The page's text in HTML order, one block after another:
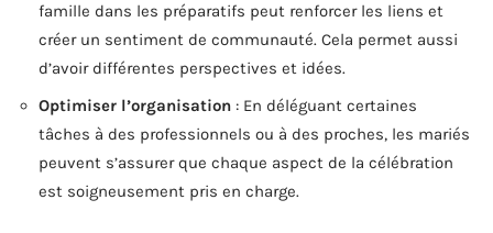
famille dans les préparatifs peut renforcer les liens et
créer un sentiment de communauté. Cela permet aussi
d’avoir différentes perspectives et idées.
Optimiser l’organisation : En déléguant certaines
tâches à des professionnels ou à des proches, les mariés
peuvent s’assurer que chaque aspect de la célébration
est soigneusement pris en charge.